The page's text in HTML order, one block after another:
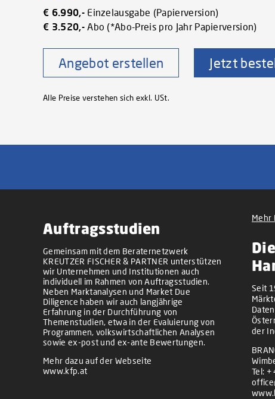
€ 6.990,-Einzelausgabe (Papierversion)
€ 3.520,-Abo (*Abo-Preis pro Jahr Papierversion)
Angebot erstellen Jetzt
Alle Preise verstehen sich exkl. USt.
Auftragsstudien
Gemeinsam mit dem Beraternetzwerk
KREUTZER FISCHER & PARTNER unterstützen
wir Unternehmen und Institutionen auch
individuell im Rahmen von Auftragsstudien.
Neben Marktanalysen und Market Due
Diligence haben wir auch langjährige
Erfahrung in der Durchführung von
Themenstudien, etwa in der Evaluierung von
Programmen, volkswirtschaftlichen Analysen
sowie ex-post und ex-ante Bewertungen.
Mehr dazu auf der Webseite
www.kfp.at
Mehr
Seit
der
Tel: +